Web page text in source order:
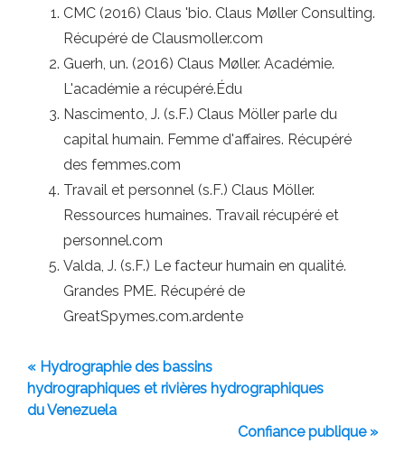
CMC (2016) Claus 'bio. Claus Møller Consulting.
Récupéré de Clausmoller.com
Guerh, un. (2016) Claus Møller. Académie.
L'académie a récupéré.Édu
Nascimento, J. (s.F.) Claus Möller parle du
capital humain. Femme d'affaires. Récupéré
des femmes.com
Travail et personnel (s.F.) Claus Möller.
Ressources humaines. Travail récupéré et
personnel.com
Valda, J. (s.F.) Le facteur humain en qualité.
Grandes PME. Récupéré de
GreatSpymes.com.ardente
« Hydrographie des bassins
hydrographiques et rivières hydrographiques
du Venezuela
Confiance publique »